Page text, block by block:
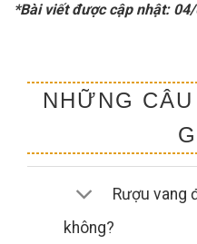
*Bài viết được cập nhật:
NHỮNG
Rượu vang
không?